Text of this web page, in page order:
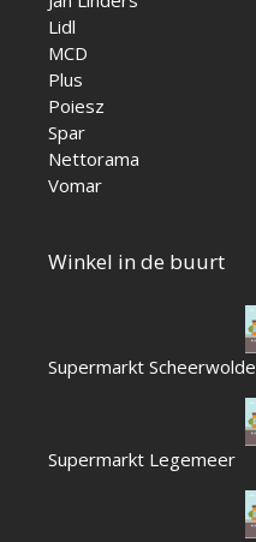
Lidl
MCD
Plus
Poiesz
Spar
Nettorama
Vomar
Winkel in de buurt
Supermarkt Scheerwolde
Supermarkt Legemeer